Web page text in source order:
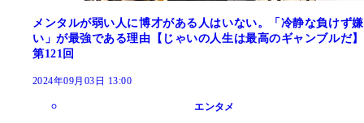
メンタルが弱い人に博才がある人はいない。「冷静な負けず嫌
い」が最強である理由【じゃいの人生は最高のギャンブルだ】
第121回
2024年09月03日 13:00
エンタメ